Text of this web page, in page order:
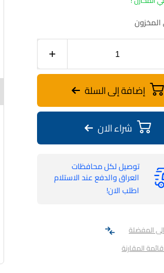
فلتر شوتة تويوتا كورولا – كورولا كروس هايبرد – فرونت لاندر
إضافة إلى السلة
شراء الان
توصيل لكل محافظات
العراق والدفع عند الاستلام
اطلب الان!
المفضلة
المقارنة